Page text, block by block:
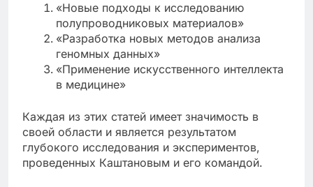
«Новые подходы к исследованию
полупроводниковых материалов»
«Разработка новых методов анализа
геномных данных»
«Применение искусственного интеллекта
в медицине»
Каждая из этих статей имеет значимость в
своей области и является результатом
глубокого исследования и экспериментов,
проведенных Каштановым и его командой.